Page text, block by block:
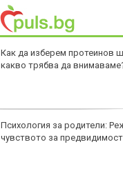
продава, Къща, 180 m2
с.Лопян, 110000 EUR
продава, Тристаен
Варна, Колхозен Пазар,